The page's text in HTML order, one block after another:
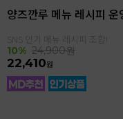
SNS 인기 메뉴 레시피 조합!
10% 24,900원
22,410원